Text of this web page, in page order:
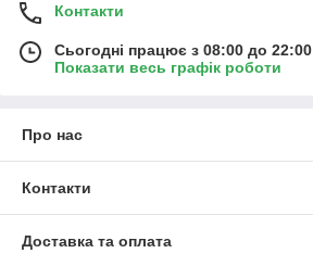
Контакти
Сьогодні працює з 08:00 до 22:00
Показати весь графік роботи
Про нас
Контакти
Доставка та оплата